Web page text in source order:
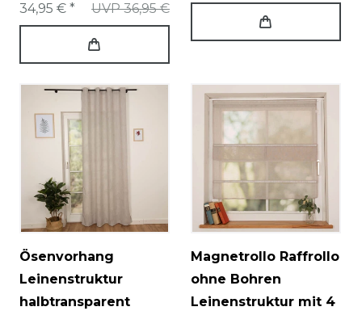
UVP 36,95 €
34,95 € *
Ösenvorhang
Leinenstruktur
halbtransparent
Magnetrollo Raffrollo
ohne Bohren
Leinenstruktur mit 4